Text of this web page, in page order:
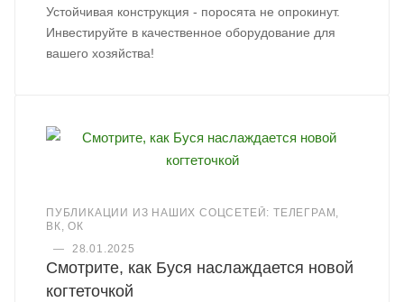
Устойчивая конструкция - поросята не опрокинут.
Инвестируйте в качественное оборудование для
вашего хозяйства!
ПУБЛИКАЦИИ ИЗ НАШИХ СОЦСЕТЕЙ: ТЕЛЕГРАМ,
ВК, ОК
—
28.01.2025
Смотрите, как Буся наслаждается новой
когтеточкой